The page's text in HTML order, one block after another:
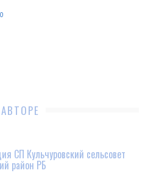
0
СП Кульчуровский сельсовет
район РБ